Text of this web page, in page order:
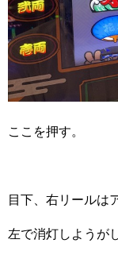
ここを押す。
目下、右リールは
左で消灯しようが